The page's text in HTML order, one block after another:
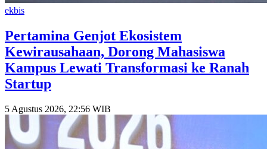
ekbis
Pertamina Genjot Ekosistem
Kewirausahaan, Dorong Mahasiswa
Kampus Lewati Transformasi ke Ranah
Startup
5 Agustus 2026, 22:56 WIB